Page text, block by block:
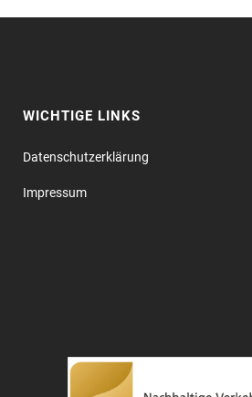
WICHTIGE LINKS
Datenschutz­erklärung
Impressum